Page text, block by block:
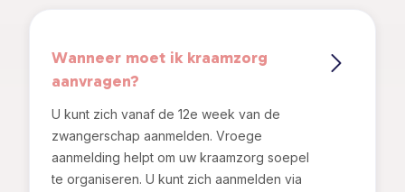
Wanneer moet ik kraamzorg
aanvragen?
U kunt zich vanaf de 12e week van de
zwangerschap aanmelden. Vroege
aanmelding helpt om uw kraamzorg soepel
te organiseren. U kunt zich aanmelden via